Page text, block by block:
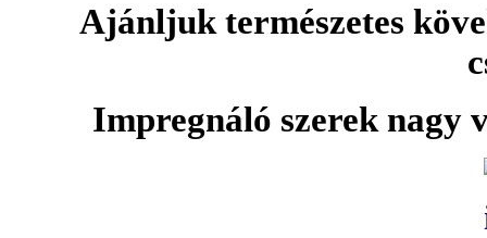
Ajánljuk természetes
Impregnáló szerek